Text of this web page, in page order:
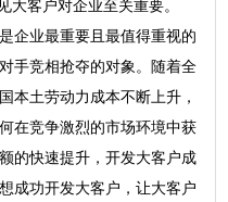
大客户对企业至关重要。
企业最重要且最值得重视的
手竞相抢夺的对象。随着全
本土劳动力成本不断上升，
在竞争激烈的市场环境中获
的快速提升，开发大客户成
成功开发大客户，让大客户